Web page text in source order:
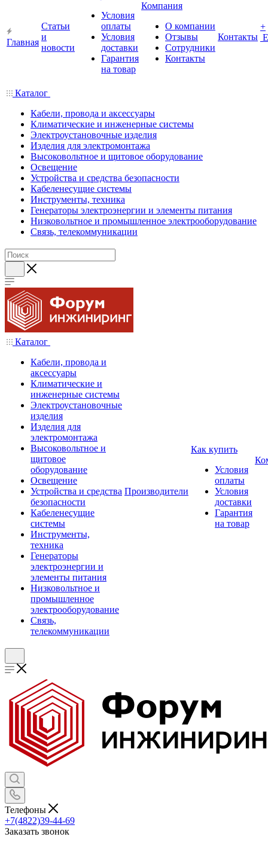
Главная
Статьи
и
новости
Условия
оплаты
Условия
доставки
Гарантия
на товар
Компания
О компании
Отзывы
Сотрудники
Контакты
Контакты
+
Каталог
Кабели, провода и аксессуары
Климатические и инженерные системы
Электроустановочные изделия
Изделия для электромонтажа
Высоковольтное и щитовое оборудование
Освещение
Устройства и средства безопасности
Кабеленесущие системы
Инструменты, техника
Генераторы электроэнергии и элементы питания
Низковольтное и промышленное электрооборудование
Связь, телекоммуникации
Каталог
Кабели, провода и
аксессуары
Климатические и
инженерные системы
Электроустановочные
изделия
Изделия для
электромонтажа
Высоковольтное и
щитовое
оборудование
Освещение
Устройства и средства
безопасности
Кабеленесущие
системы
Инструменты,
техника
Генераторы
электроэнергии и
элементы питания
Низковольтное и
промышленное
электрооборудование
Связь,
телекоммуникации
Производители
Как купить
Условия
оплаты
Условия
доставки
Гарантия
на товар
Телефоны
+7(4822)39-44-69
Заказать звонок